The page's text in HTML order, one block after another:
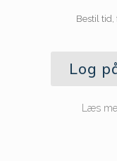
Bestil
Log
Læs